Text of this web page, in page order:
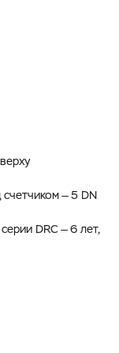
— 5 DN
DRC — 6 лет,